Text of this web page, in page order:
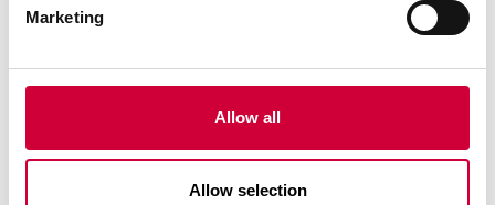
Marketing
Allow all
Allow selection
Susijusios sistemos